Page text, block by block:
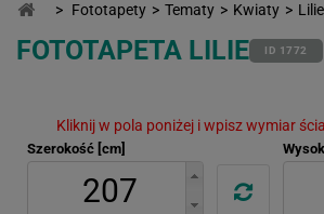
> Fototapety > Tematy > Kwiaty > Lilie
FOTOTAPETA LILIE ID 1772
Kliknij w pola poniżej i wpisz wymiar
Szerokość [cm]